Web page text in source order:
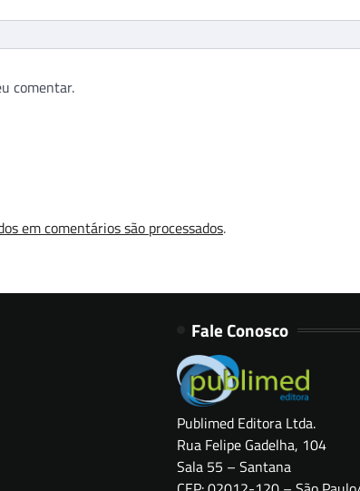
comentar.
em comentários são processados.
Fale Conosco
Publimed Editora Ltda.
Rua Felipe Gadelha, 104
Sala 55 – Santana